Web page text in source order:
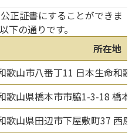
正証書にすることができま
下の通りです。
所在地
歌山市八番丁11 日本生命和歌
歌山県橋本市市脇1-3-18 橋本
歌山県田辺市下屋敷町37 西原